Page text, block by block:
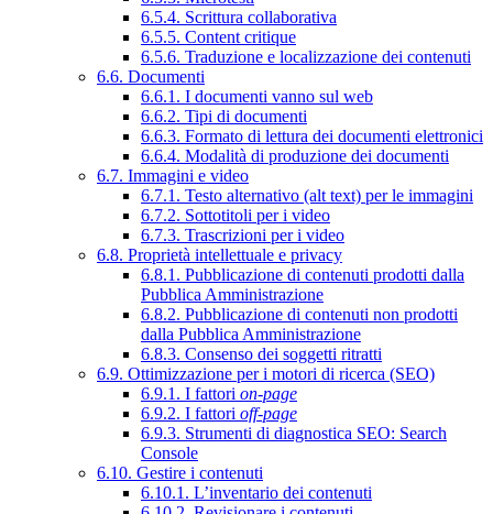
6.5.4. Scrittura collaborativa
6.5.5. Content critique
6.5.6. Traduzione e localizzazione dei contenuti
6.6. Documenti
6.6.1. I documenti vanno sul web
6.6.2. Tipi di documenti
6.6.3. Formato di lettura dei documenti elettronici
6.6.4. Modalità di produzione dei documenti
6.7. Immagini e video
6.7.1. Testo alternativo (alt text) per le immagini
6.7.2. Sottotitoli per i video
6.7.3. Trascrizioni per i video
6.8. Proprietà intellettuale e privacy
6.8.1. Pubblicazione di contenuti prodotti dalla
Pubblica Amministrazione
6.8.2. Pubblicazione di contenuti non prodotti
dalla Pubblica Amministrazione
6.8.3. Consenso dei soggetti ritratti
6.9. Ottimizzazione per i motori di ricerca (SEO)
6.9.1. I fattori on-page
6.9.2. I fattori off-page
6.9.3. Strumenti di diagnostica SEO: Search
Console
6.10. Gestire i contenuti
6.10.1. L’inventario dei contenuti